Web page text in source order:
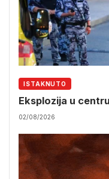
ISTAKNUTO
Eksplozija u
02/08/2026